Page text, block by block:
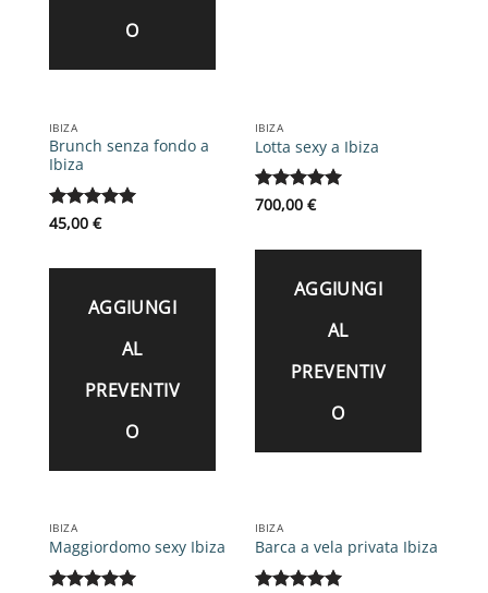
O
IBIZA
Brunch senza fondo a
Ibiza
Valutato
45,00 €
AGGIUNGI
AL
PREVENTIV
O
IBIZA
Lotta sexy a Ibiza
Valutato
700,00 €
AGGIUNGI
AL
PREVENTIV
O
IBIZA
Maggiordomo sexy Ibiza
IBIZA
Barca a vela privata Ibiza